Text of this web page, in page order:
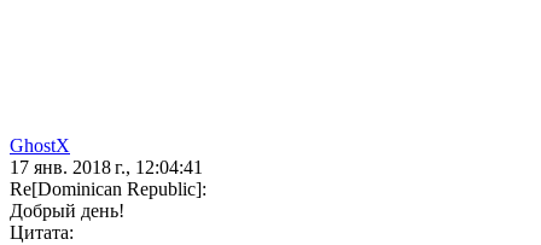
GhostX
17 янв. 2018 г., 12:04:41
Re[Dominican Republic]:
Добрый день!
Цитата: